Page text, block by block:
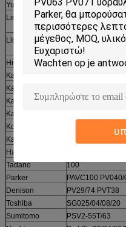
Yuken
A37/40/45/56/70/
Linde
BPR105/140/
H3.0/H4.5 ταξίδι
Linde
HPR75/90/100/
MPF55, MPR63
Hitachi
HPV091/102/105/
Kawasaki
Kawasaki
Kawasaki
NV64/84/90/111/
Kawasaki
MX150/173/500
Kobelco
SK30/60/100-7/
Kayaba
MAG150/170
Hawe
Tadano
100
Parker
PAVC100
Denison
PV29/74 PVT38
Toshiba
SG025/04/08/20
Sumitomo
PSV2-55T/63